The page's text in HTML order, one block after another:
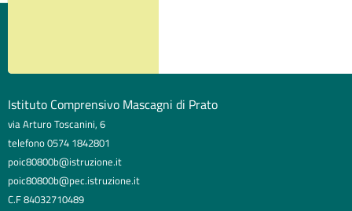
Istituto Comprensivo Mascagni di Prato
via Arturo Toscanini, 6
telefono 0574 1842801
poic80800b@istruzione.it
poic80800b@pec.istruzione.it
C.F 84032710489